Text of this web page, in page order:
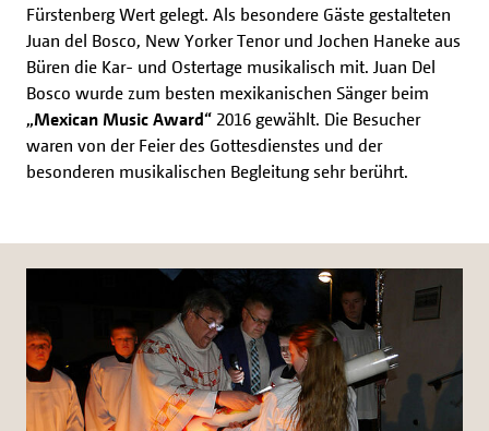
Fürstenberg Wert gelegt. Als besondere Gäste gestalteten
Juan del Bosco, New Yorker Tenor und Jochen Haneke aus
Büren die Kar- und Ostertage musikalisch mit. Juan Del
Bosco wurde zum besten mexikanischen Sänger beim
„Mexican Music Award“ 2016 gewählt. Die Besucher
waren von der Feier des Gottesdienstes und der
besonderen musikalischen Begleitung sehr berührt.